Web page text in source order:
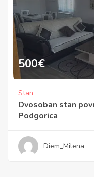
500€
Stan
Dvosoban stan
Podgorica
Diem_Milena